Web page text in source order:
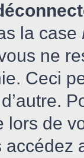
la case
ne
Ceci
de